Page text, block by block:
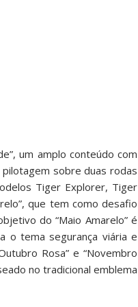
um amplo conteúdo com
sobre duas rodas
Tiger Explorer, Tiger
que tem como desafio
do “Maio Amarelo” é
o tema segurança viária e
Rosa” e “Novembro
no tradicional emblema